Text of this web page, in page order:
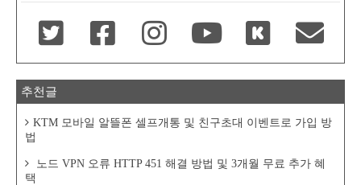
추천글
KTM 모바일 알뜰폰 셀프개통 및 친구초대 이벤트로 가입 방
법
노드 VPN 오류 HTTP 451 해결 방법 및 3개월 무료 추가 혜
택